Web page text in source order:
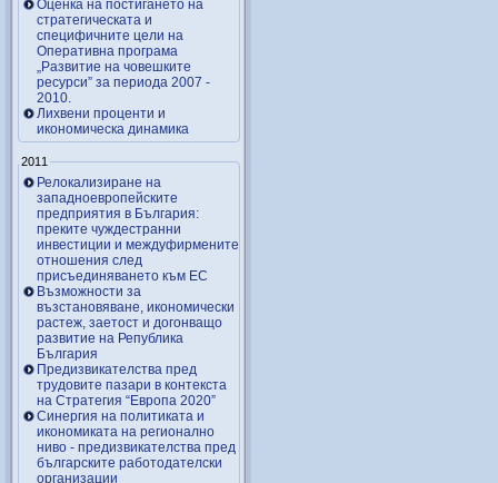
Оценка на постигането на
стратегическата и
специфичните цели на
Оперативна програма
„Развитие на човешките
ресурси” за периода 2007 ‑
2010.
Лихвени проценти и
икономическа динамика
2011
Релокализиране на
западноевропейските
предприятия в България:
преките чуждестранни
инвестиции и междуфирмените
отношения след
присъединяването към ЕС
Възможности за
възстановяване, икономически
растеж, заетост и догонващо
развитие на Република
България
Предизвикателства пред
трудовите пазари в контекста
на Стратегия “Европа 2020”
Синергия на политиката и
икономиката на регионално
ниво - предизвикателства пред
българските работодателски
организации